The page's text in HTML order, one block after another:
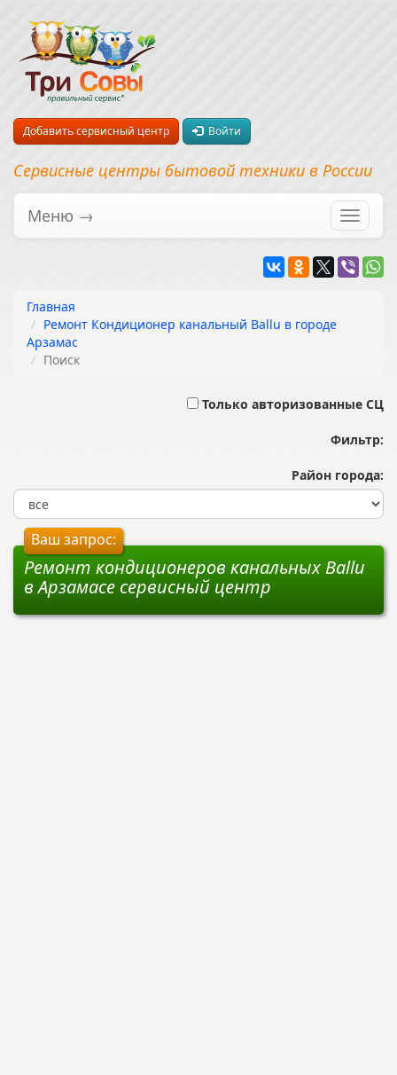
Добавить сервисный центр Войти
Сервисные центры бытовой техники в России
Меню →
Главная
Ремонт Кондиционер канальный Ballu в городе
Арзамас
Поиск
Только авторизованные СЦ
Фильтр:
Район города:
Ваш запрос:
Ремонт кондиционеров канальных Ballu
в Арзамасе сервисный центр